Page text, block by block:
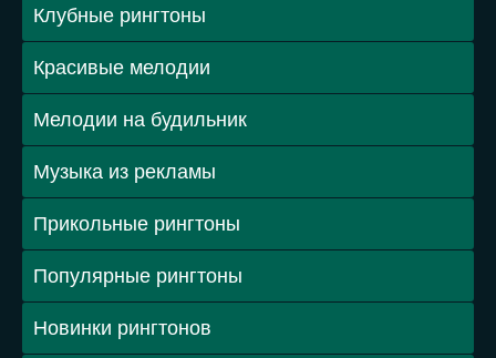
Клубные рингтоны
Красивые мелодии
Мелодии на будильник
Музыка из рекламы
Прикольные рингтоны
Популярные рингтоны
Новинки рингтонов